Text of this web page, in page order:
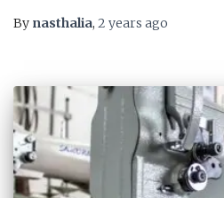
By nasthalia, 2 years ago